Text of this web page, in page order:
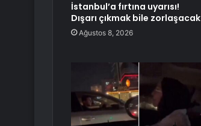
İstanbul’a fırtına uyarısı!
Dışarı çıkmak bile zorlaşacak
Ağustos 8, 2026